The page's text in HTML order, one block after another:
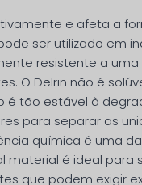
e afeta a
ser utilizado em
resistente a
O Delrin não é
é tão estável à
para separar as
química é uma
material é ideal para
que podem exigir